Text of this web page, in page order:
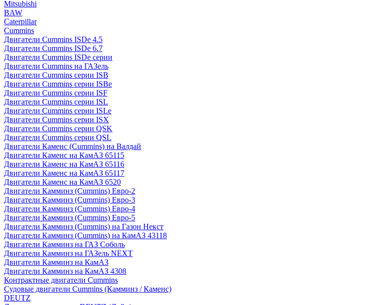
Mitsubishi
BAW
Caterpillar
Cummins
Двигатели Cummins ISDe 4.5
Двигатели Cummins ISDe 6.7
Двигатели Cummins ISDe серии
Двигатели Cummins на ГАЗель
Двигатели Cummins серии ISB
Двигатели Cummins серии ISBe
Двигатели Cummins серии ISF
Двигатели Cummins серии ISL
Двигатели Cummins серии ISLe
Двигатели Cummins серии ISX
Двигатели Cummins серии QSK
Двигатели Cummins серии QSL
Двигатели Каменс (Cummins) на Валдай
Двигатели Каменс на КамАЗ 65115
Двигатели Каменс на КамАЗ 65116
Двигатели Каменс на КамАЗ 65117
Двигатели Каменс на КамАЗ 6520
Двигатели Камминз (Cummins) Евро-2
Двигатели Камминз (Cummins) Евро-3
Двигатели Камминз (Cummins) Евро-4
Двигатели Камминз (Cummins) Евро-5
Двигатели Камминз (Cummins) на Газон Некст
Двигатели Камминз (Cummins) на КамАЗ 43118
Двигатели Камминз на ГАЗ Соболь
Двигатели Камминз на ГАЗель NEXT
Двигатели Камминз на КамАЗ
Двигатели Камминз на КамАЗ 4308
Контрактные двигатели Cummins
Судовые двигатели Cummins (Камминз / Каменс)
DEUTZ